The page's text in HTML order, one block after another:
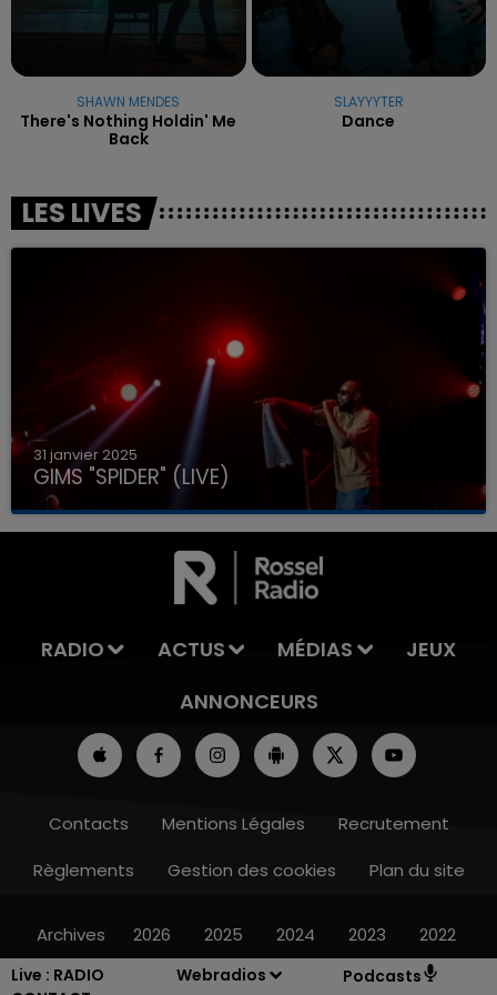
Live : RADIO
Webradios Podcasts
SHAWN MENDES
There's Nothing Holdin' Me
Back
SLAYYYTER
Dance
LES LIVES
31 janvier 2025
GIMS "SPIDER" (LIVE)
RADIO ACTUS MÉDIAS
JEUX
ANNONCEURS
Contacts Mentions Légales
Recrutement
Règlements
Gestion des cookies Plan du site
Archives 2026 2025 2024 2023 2022